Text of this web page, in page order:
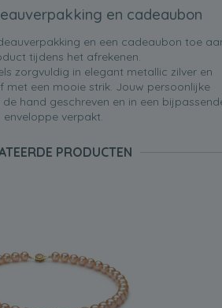
en cadeaubon
en een cadeaubon toe
tijdens het afrekenen.
zorgvuldig in elegant metallic zilver en
met een mooie strik. Jouw persoonlijke
hand geschreven en in een
enveloppe verpakt.
PRODUCTEN